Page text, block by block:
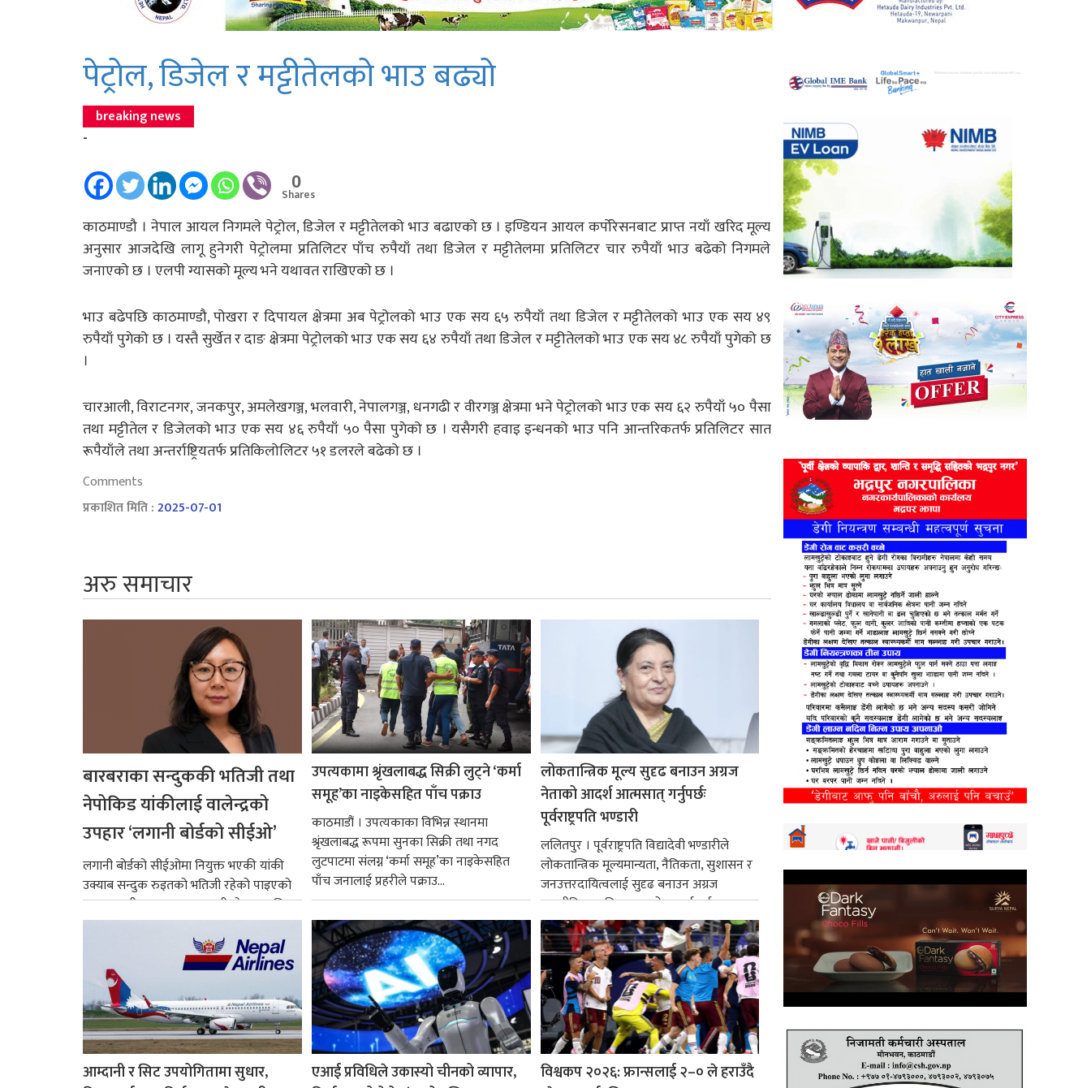
पेट्रोल, डिजेल र मट्टीतेलको भाउ बढ्यो
breaking news
-
0
Shares
काठमाण्डौ । नेपाल आयल निगमले पेट्रोल, डिजेल र मट्टीतेलको भाउ बढाएको छ । इण्डियन आयल कर्पोरेसनबाट प्राप्त नयाँ खरिद मूल्य
अनुसार आजदेखि लागू हुनेगरी पेट्रोलमा प्रतिलिटर पाँच रुपैयाँ तथा डिजेल र मट्टीतेलमा प्रतिलिटर चार रुपैयाँ भाउ बढेको निगमले
जनाएको छ । एलपी ग्यासको मूल्य भने यथावत राखिएको छ ।
भाउ बढेपछि काठमाण्डौ, पोखरा र दिपायल क्षेत्रमा अब पेट्रोलको भाउ एक सय ६५ रुपैयाँ तथा डिजेल र मट्टीतेलको भाउ एक सय ४९
रुपैयाँ पुगेको छ । यस्तै सुर्खेत र दाङ क्षेत्रमा पेट्रोलको भाउ एक सय ६४ रुपैयाँ तथा डिजेल र मट्टीतेलको भाउ एक सय ४८ रुपैयाँ पुगेको छ
।
चारआली, विराटनगर, जनकपुर, अमलेखगञ्ज, भलवारी, नेपालगञ्ज, धनगढी र वीरगञ्ज क्षेत्रमा भने पेट्रोलको भाउ एक सय ६२ रुपैयाँ ५० पैसा
तथा मट्टीतेल र डिजेलको भाउ एक सय ४६ रुपैयाँ ५० पैसा पुगेको छ । यसैगरी हवाइ इन्धनको भाउ पनि आन्तरिकतर्फ प्रतिलिटर सात
रूपैयाँले तथा अन्तर्राष्ट्रियतर्फ प्रतिकिलोलिटर ५१ डलरले बढेको छ ।
Comments
प्रकाशित मिति :2025-07-01
अरु समाचार
बारबराका सन्दुककी भतिजी तथा
नेपोकिड यांकीलाई वालेन्द्रको
उपहार ‘लगानी बोर्डको सीईओ’
लगानी बोर्डको सीईओमा नियुक्त भएकी यांकी
उक्याब सन्दुक रुइतको भतिजी रहेको पाइएको
छ। तत्कालीन समयमा महाकालीको अञ्चलाधिश
नै बनेका जोन...
उपत्यकामा श्रृंखलाबद्ध सिक्री लुट्ने ‘कर्मा
समूह’का नाइकेसहित पाँच पक्राउ
काठमाडौं । उपत्यकाका विभिन्न स्थानमा
श्रृंखलाबद्ध रूपमा सुनका सिक्री तथा नगद
लुटपाटमा संलग्न ‘कर्मा समूह’का नाइकेसहित
पाँच जनालाई प्रहरीले पक्राउ...
लोकतान्त्रिक मूल्य सुदृढ बनाउन अग्रज
नेताको आदर्श आत्मसात् गर्नुपर्छः
पूर्वराष्ट्रपति भण्डारी
ललितपुर । पूर्वराष्ट्रपति विद्यादेवी भण्डारीले
लोकतान्त्रिक मूल्यमान्यता, नैतिकता, सुशासन र
जनउत्तरदायित्वलाई सुदृढ बनाउन अग्रज
राजनीतिक व्यक्तित्वहरूको आदर्शलाई आत्मसात्
गर्न आवश्यक...
आम्दानी र सिट उपयोगितामा सुधार,
एआई प्रविधिले उकास्यो चीनको व्यापार,
विश्वकप २०२६: फ्रान्सलाई २–० ले हराउँदै